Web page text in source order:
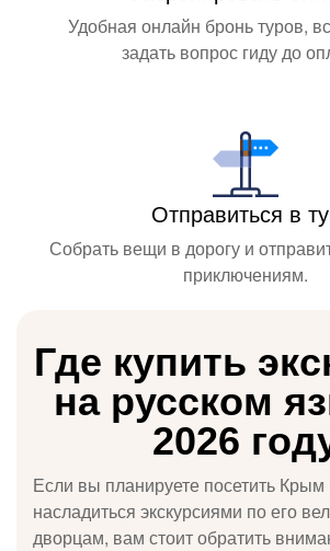
Удобная онлайн бронь туров,
задать вопрос гиду до
Отправиться в
Собрать вещи в дорогу и
приключениям.
Где купить
на русском
2026
Если вы планируете посетить Крым
насладиться экскурсиями по его
дворцам, вам стоит обратить